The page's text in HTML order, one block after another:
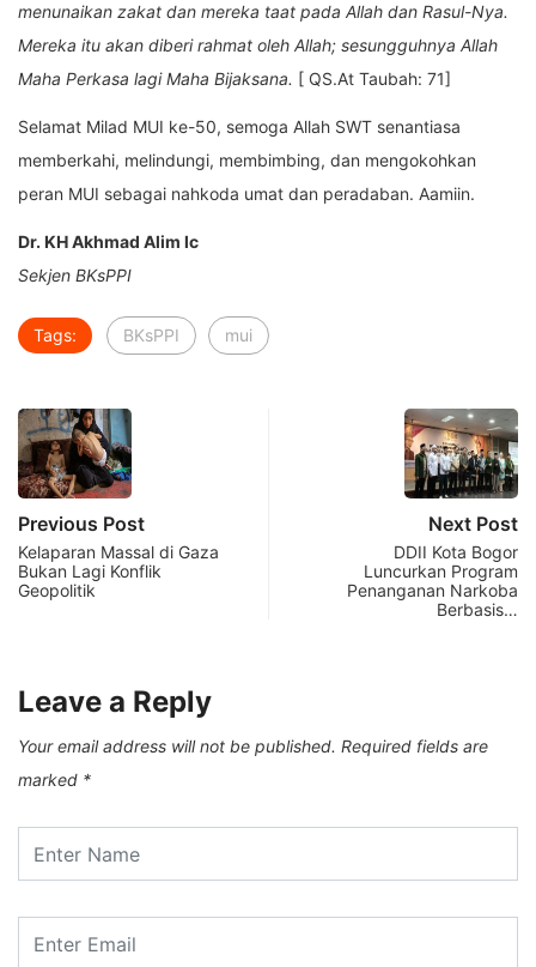
menunaikan zakat dan mereka taat pada Allah dan Rasul-Nya.
Mereka itu akan diberi rahmat oleh Allah; sesungguhnya Allah
Maha Perkasa lagi Maha Bijaksana. [ QS.At Taubah: 71]
Selamat Milad MUI ke-50, semoga Allah SWT senantiasa
memberkahi, melindungi, membimbing, dan mengokohkan
peran MUI sebagai nahkoda umat dan peradaban. Aamiin.
Dr. KH Akhmad Alim lc
Sekjen BKsPPI
Tags: BKsPPI mui
Previous Post
Kelaparan Massal di Gaza
Bukan Lagi Konflik
Geopolitik
Next Post
DDII Kota Bogor
Luncurkan Program
Penanganan Narkoba
Berbasis…
Leave a Reply
Your email address will not be published. Required fields are
marked *